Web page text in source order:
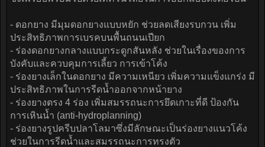
- ดอกยาง มีมุมดอกยางแบบหยัก ช่วยลดเสียงรบกวน เพิ่ม
ประสิทธิภาพการเบรคบนพื้นถนนเปียก
- ร่องดอกยางกลางแบบกระดูกสันหลัง ช่วยในเรื่องของการ
บังคับและควบคุมการเลี้ยว การเข้าโค้ง
- ร่องยางเล็กในดอกยาง มีความเหนียว เพิ่มความแข็งแกร่ง มี
ประสิทธิภาพในการรีดน้ำออกจากหน้ายาง
- ร่องยางตรง 4 ร่อง เพิ่มสมรรถนะการยึดเกาะที่ดี ป้องกัน
การเหินน้ำ (anti-hydroplanning)
- ร่องยางรูปครีบปลาโลมาซึ่งมีลักษณะเป็นร่องยางแนวโค้ง
ช่วยในการรีดน้ำและสมรรถนะการทรงตัว